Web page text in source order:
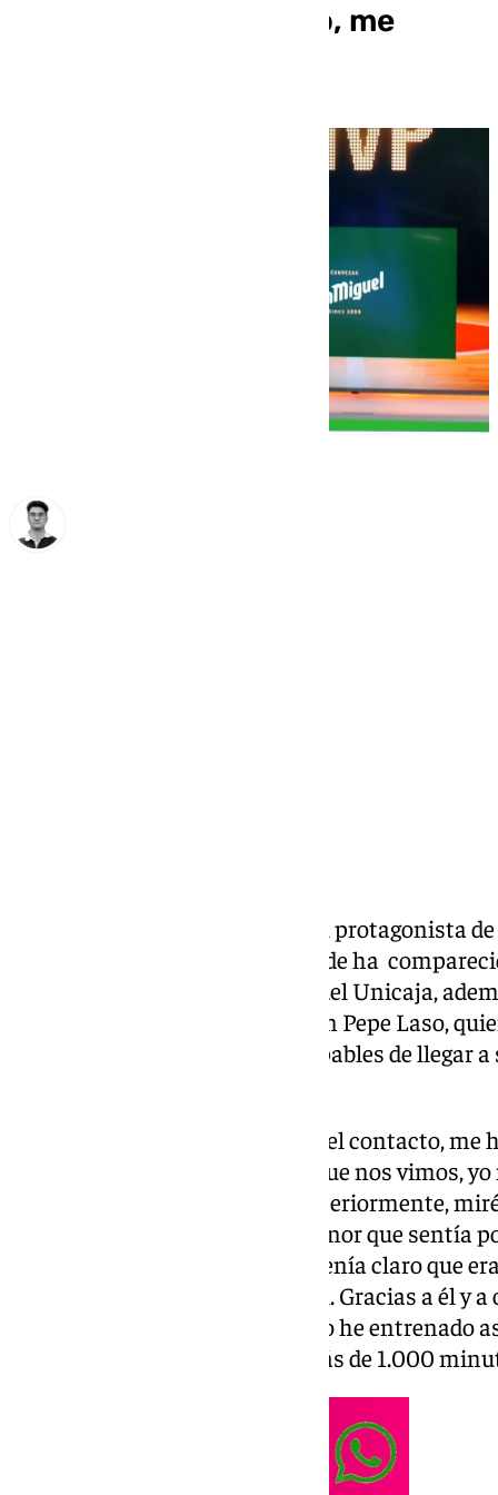
«Estoy muy contento, me
El cajista Tyson Pérez ha sido el protagonista
donde ha
selección española. El jugador del Unicaja,
Scariolo, se ha reencontrado con Pepe Laso,
y prácticamente uno de los culpables de llegar
Pepe Laso: «Hemos mantenido el contacto,
que ha podido. La primera vez que nos vimos,
miraba mucho baloncesto. Posteriormente,
historial y fui consciente del honor que sentía
Fue fácil desde el principio, yo tenía claro que
jugar al baloncesto de este nivel. Gracias a él y
Yo creo que no he entrenado
Hicimos los cálculos y jugué más de 1.000